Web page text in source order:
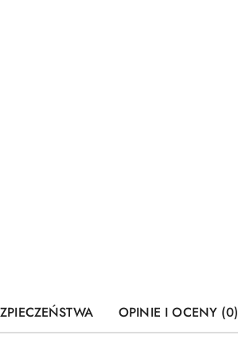
OPINIE I OCENY (0)